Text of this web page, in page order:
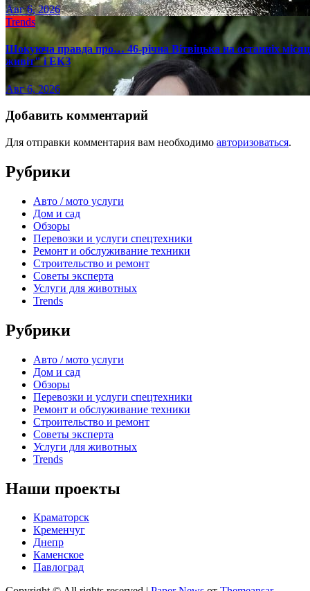
Авг 6, 2026
Trends
Шокуюча правда про… 46-річна Вітвіцька на останніх
живіт" і ЕКЗ
Авг 6, 2026
Добавить комментарий
Для отправки комментария вам необходимо авторизоваться.
Рубрики
Авто / мото услуги
Дом и сад
Обзоры
Перевозки и услуги спецтехники
Ремонт и обслуживание техники
Строительство и ремонт
Советы эксперта
Услуги для животных
Trends
Рубрики
Авто / мото услуги
Дом и сад
Обзоры
Перевозки и услуги спецтехники
Ремонт и обслуживание техники
Строительство и ремонт
Советы эксперта
Услуги для животных
Trends
Наши проекты
Краматорск
Кременчуг
Днепр
Каменское
Павлоград